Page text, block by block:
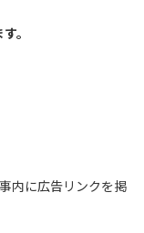
。
内に広告リンクを掲